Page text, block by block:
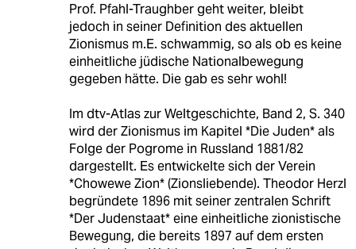
Prof. Pfahl-Traughber geht weiter, bleibt
jedoch in seiner Definition des aktuellen
Zionismus m.E. schwammig, so als ob es keine
einheitliche jüdische Nationalbewegung
gegeben hätte. Die gab es sehr wohl!
Im dtv-Atlas zur Weltgeschichte, Band 2, S. 340
wird der Zionismus im Kapitel *Die Juden* als
Folge der Pogrome in Russland 1881/82
dargestellt. Es entwickelte sich der Verein
*Chowewe Zion* (Zionsliebende). Theodor Herzl
begründete 1896 mit seiner zentralen Schrift
*Der Judenstaat* eine einheitliche zionistische
Bewegung, die bereits 1897 auf dem ersten